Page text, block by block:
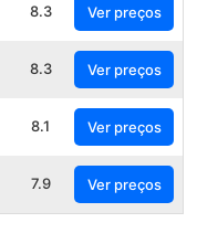
8.3 Ver preços
8.3 Ver preços
8.1 Ver preços
7.9 Ver preços